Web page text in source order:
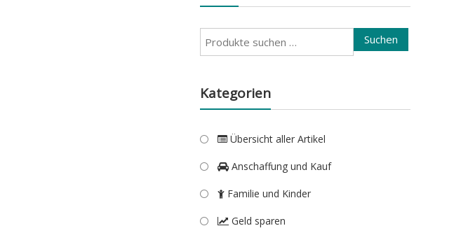
Suchen
nach:
Suchen
Kategorien
Übersicht aller Artikel
Anschaffung und Kauf
Familie und Kinder
Geld sparen